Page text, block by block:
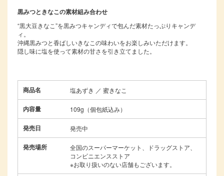
黒みつときなこの素材組み合わせ
“黒大豆きなこ”を黒みつキャンディで包んだ素材たっぷりキャンデ
ィ。
沖縄黒みつと香ばしいきなこの味わいをお楽しみいただけます。
隠し味に塩を使って素材の甘さを引き立てました。
商品名 塩あずき ／ 蜜きなこ
内容量 109g（個包紙込み）
発売日 発売中
発売場所
全国のスーパーマーケット、ドラッグストア、
コンビニエンスストア
※お取り扱いのない店舗もございます。